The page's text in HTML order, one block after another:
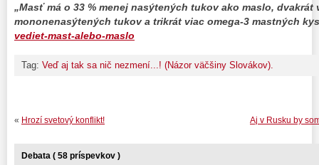
„Masť má o 33 % menej nasýtených tukov ako maslo,
mononenasýtených tukov a trikrát viac omega-3 mastných
vediet-mast-alebo-maslo
Tag: Veď aj tak sa nič nezmení...! (Názor väčšiny Slovákov).
Aj v Rusku by
« Hrozí svetový konflikt!
Debata ( 58 príspevkov )